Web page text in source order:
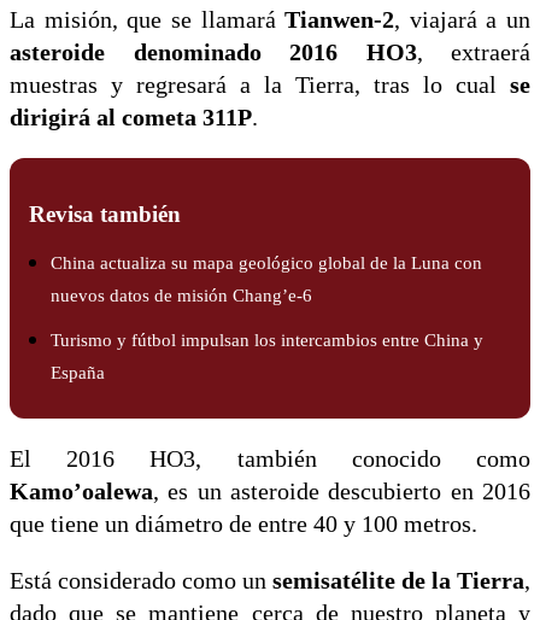
La misión, que se llamaráTianwen-2, viajará a un
asteroide denominado 2016 HO3, extraerá
muestras y regresará a la Tierra, tras lo cual se
dirigirá al cometa 311P.
Revisa también
China actualiza su mapa geológico global de la Luna con
nuevos datos de misión Chang’e-6
Turismo y fútbol impulsan los intercambios entre China y
España
El 2016 HO3, también conocido como
Kamo’oalewa, es un asteroide descubierto en 2016
que tiene un diámetro de entre 40 y 100 metros.
Está considerado como un semisatélite de la Tierra,
dado que se mantiene cerca de nuestro planeta y